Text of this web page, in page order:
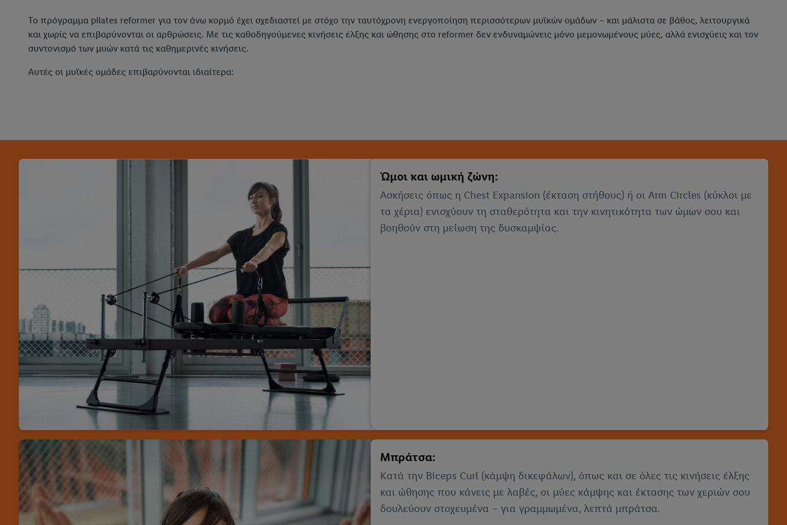
Το πρόγραμμα pilates reformer για τον άνω κορμό έχει σχεδιαστεί με στόχο την ταυτόχρονη ενεργοποίηση περισσότερων μυϊκών ομάδων – και μάλιστα σε βάθος, λειτουργικά
και χωρίς να επιβαρύνονται οι αρθρώσεις. Με τις καθοδηγούμενες κινήσεις έλξης και ώθησης στο reformer δεν ενδυναμώνεις μόνο μεμονωμένους μύες, αλλά ενισχύεις και τον
συντονισμό των μυών κατά τις καθημερινές κινήσεις.
Αυτές οι μυϊκές ομάδες επιβαρύνονται ιδιαίτερα:
Ώμοι και ωμική ζώνη:
Ασκήσεις όπως η Chest Expansion (έκταση στήθους) ή οι Arm Circles (κύκλοι με
τα χέρια) ενισχύουν τη σταθερότητα και την κινητικότητα των ώμων σου και
βοηθούν στη μείωση της δυσκαμψίας.
Μπράτσα:
Κατά την Biceps Curl (κάμψη δικεφάλων), όπως και σε όλες τις κινήσεις έλξης
και ώθησης που κάνεις με λαβές, οι μύες κάμψης και έκτασης των χεριών σου
δουλεύουν στοχευμένα – για γραμμωμένα, λεπτά μπράτσα.